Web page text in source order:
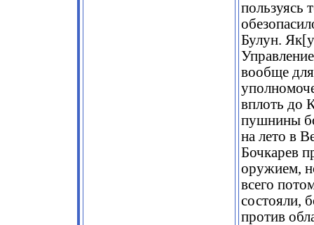
пользуясь
Булун.
вообще для
вплоть до
пушнины
на лето в
Бочкарев
оружием,
всего
состояли,
против